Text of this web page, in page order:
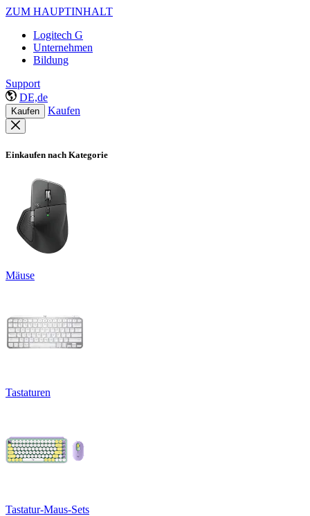
ZUM HAUPTINHALT
Logitech G
Unternehmen
Bildung
Support
DE,de
Kaufen Kaufen
Einkaufen nach Kategorie
Mäuse
Tastaturen
Tastatur-Maus-Sets